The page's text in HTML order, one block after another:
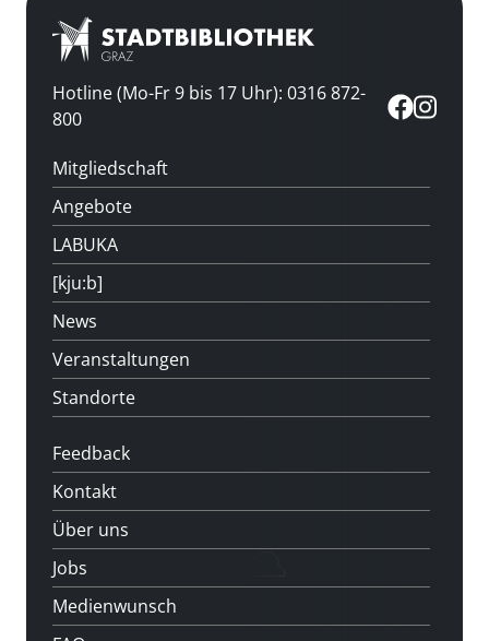
Hotline (Mo-Fr 9 bis 17 Uhr): 0316 872-
800
Mitgliedschaft
Angebote
LABUKA
[kju:b]
News
Veranstaltungen
Standorte
Feedback
Kontakt
Über uns
Jobs
Medienwunsch